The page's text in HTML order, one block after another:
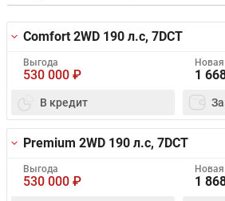
Comfort 2WD 190 л.с, 7DCT
Выгода
530 000 ₽ 1
В кредит
Premium 2WD 190 л.с, 7DCT
Выгода
530 000 ₽ 1